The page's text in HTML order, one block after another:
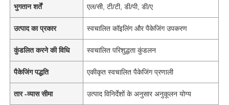
भुगतान शर्तें एल/सी, टी/टी, डी/पी, डी/ए
उत्पाद का प्रकार स्वचालित कॉइलिंग और पैकेजिंग उपकरण
कुंडलित करने की विधि स्वचालित परिशुद्धता कुंडलन
पैकेजिंग पद्धति एकीकृत स्वचालित पैकेजिंग प्रणाली
तार -व्यास सीमा उत्पाद विनिर्देशों के अनुसार अनुकूलन योग्य